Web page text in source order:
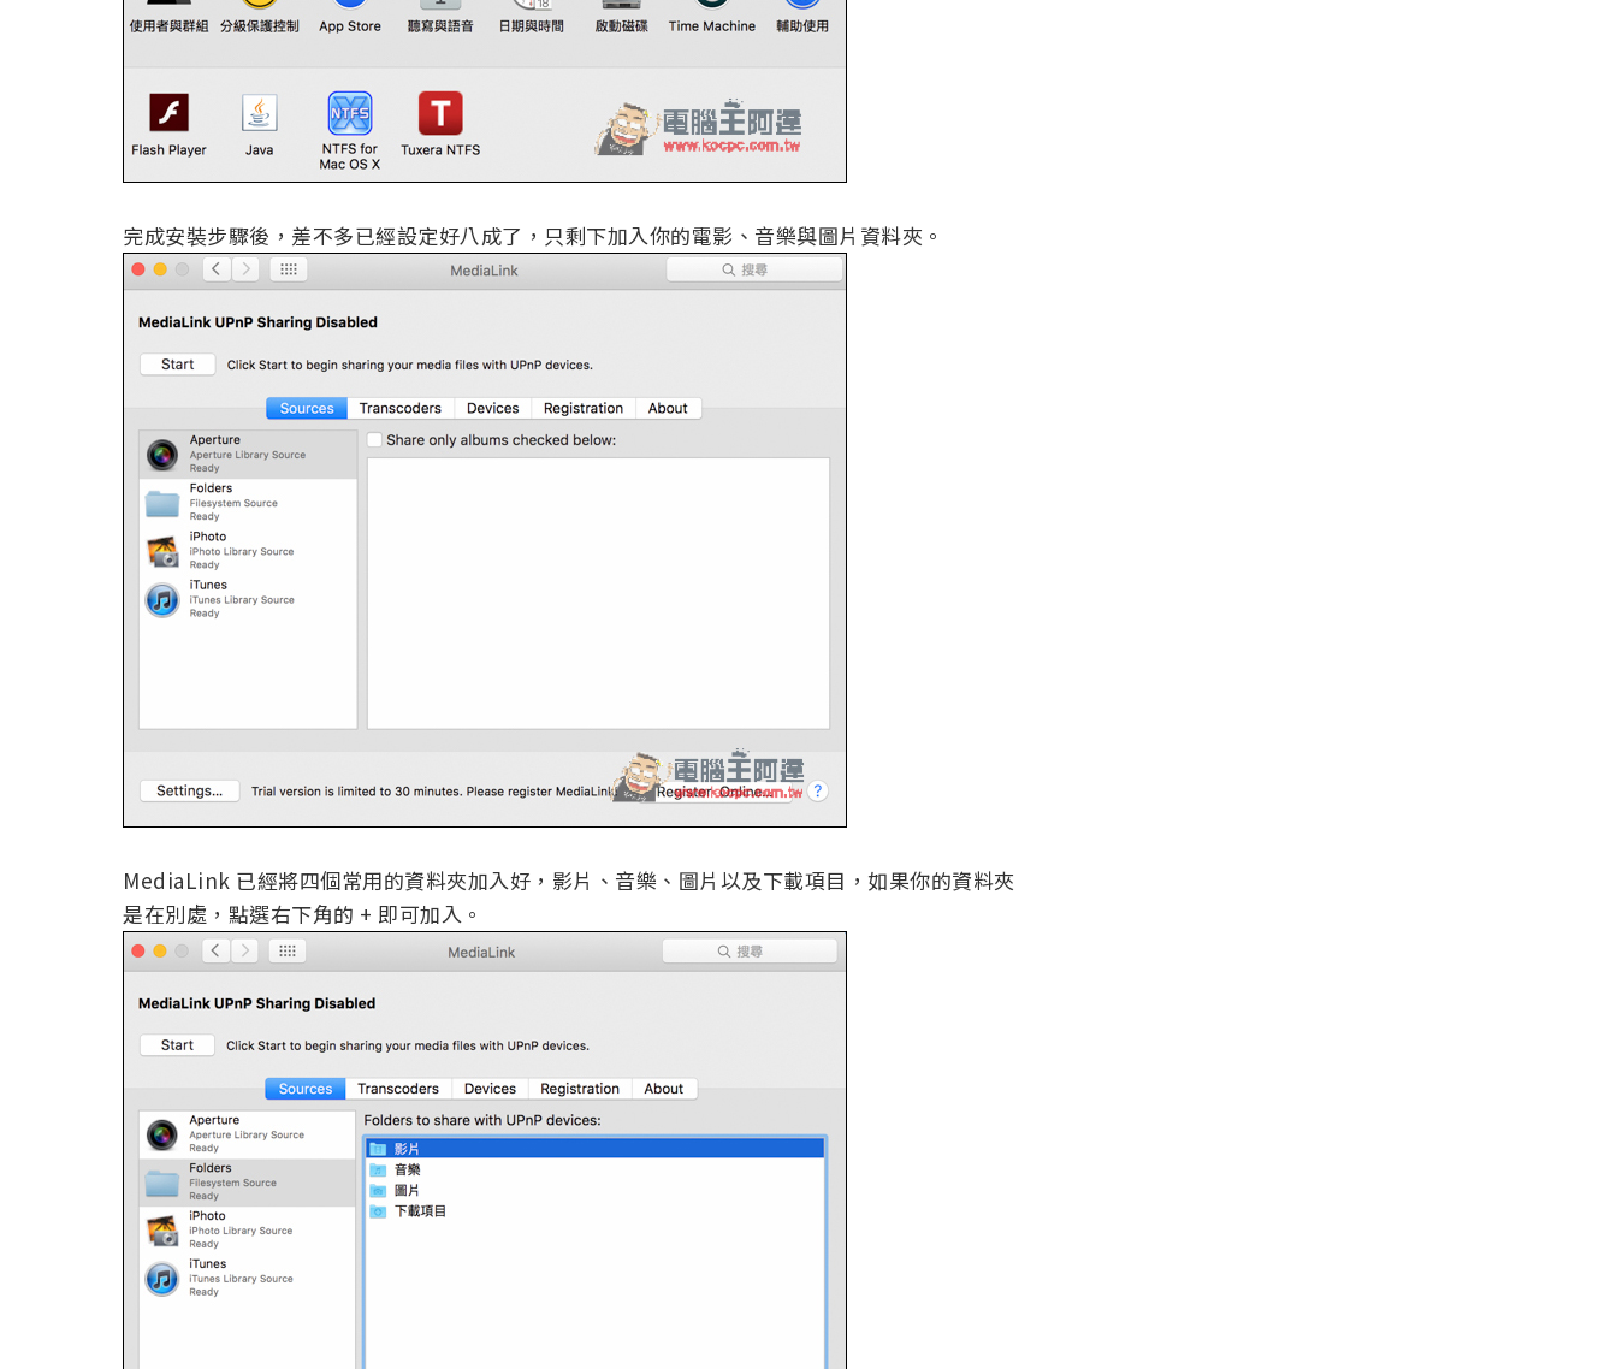
完成安裝步驟後，差不多已經設定好八成了，只剩下加入你的電影、音樂與圖片資料夾。
MediaLink 已經將四個常用的資料夾加入好，影片、音樂、圖片以及下載項目，如果你的資料夾
是在別處，點選右下角的 + 即可加入。